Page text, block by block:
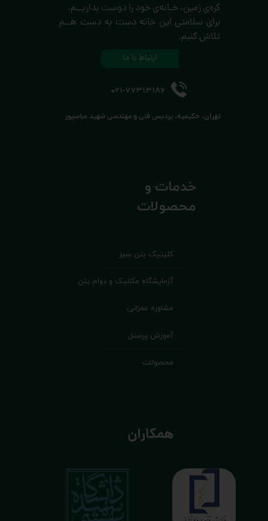
خدمات و
محصولات
کلینیک بتن سبز
آزمایشگاه مکانیک و دوام بتن
مشاوره عمرانی
آموزش پرسنل
محصولات
تهران، حکیمیه، پردیس فنی و مهندسی شهید عباسپور
021-77313186
کره‌ی زمین، خـانه‌ی خود را دوست بداریــم.
برای سلامتی این خانه دست به دست هــم
تلاش کنیم.
ارتباط با ما
همکاران